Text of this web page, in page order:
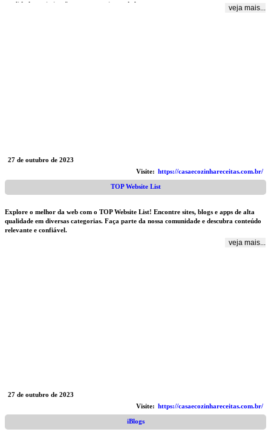
qualidade e otimização para mecanismos de busca. veja mais...
27 de outubro de 2023
Visite: https://casaecozinhareceitas.com.br/
TOP Website List
Explore o melhor da web com o TOP Website List! Encontre sites, blogs e apps de alta
qualidade em diversas categorias. Faça parte da nossa comunidade e descubra conteúdo
relevante e confiável.
veja mais...
27 de outubro de 2023
Visite: https://casaecozinhareceitas.com.br/
iBlogs